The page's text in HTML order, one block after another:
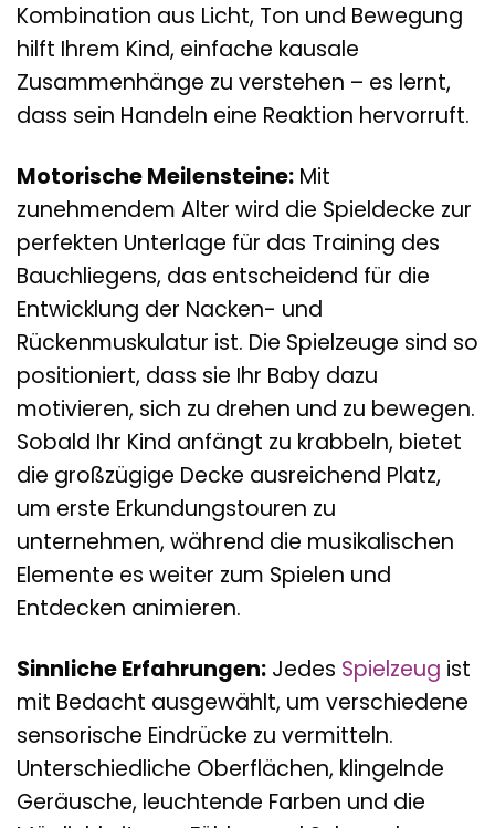
Kombination aus Licht, Ton und Bewegung
hilft Ihrem Kind, einfache kausale
Zusammenhänge zu verstehen – es lernt,
dass sein Handeln eine Reaktion hervorruft.
Motorische Meilensteine: Mit
zunehmendem Alter wird die Spieldecke zur
perfekten Unterlage für das Training des
Bauchliegens, das entscheidend für die
Entwicklung der Nacken- und
Rückenmuskulatur ist. Die Spielzeuge sind so
positioniert, dass sie Ihr Baby dazu
motivieren, sich zu drehen und zu bewegen.
Sobald Ihr Kind anfängt zu krabbeln, bietet
die großzügige Decke ausreichend Platz,
um erste Erkundungstouren zu
unternehmen, während die musikalischen
Elemente es weiter zum Spielen und
Entdecken animieren.
Sinnliche Erfahrungen: Jedes Spielzeug ist
mit Bedacht ausgewählt, um verschiedene
sensorische Eindrücke zu vermitteln.
Unterschiedliche Oberflächen, klingelnde
Geräusche, leuchtende Farben und die